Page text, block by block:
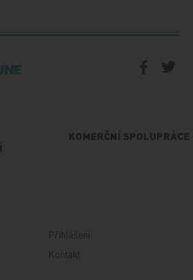
KOMERČNÍ SPOLUPRÁCE
Přihlášení
Kontakt